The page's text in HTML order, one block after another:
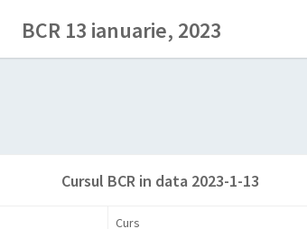
BCR 13 ianuarie, 2023
Cursul BCR in data 2023-1-13
Curs